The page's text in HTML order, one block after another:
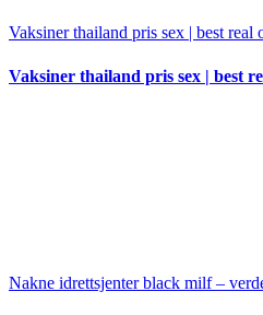
Vaksiner thailand pris sex | best real
Vaksiner thailand pris sex | best
Nakne idrettsjenter black milf –